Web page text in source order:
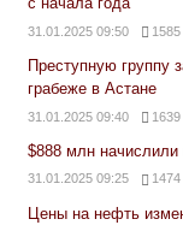
31.01.2025 09:50 1585
Преступную группу
грабеже в Астане
31.01.2025 09:40 1639
$888 млн начислили
31.01.2025 09:25 1474
Цены на нефть